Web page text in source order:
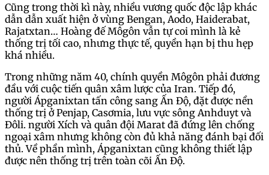
Cũng trong thời kì này, nhiều vương quốc độc lập khác
dẫn dẫn xuất hiện ở vùng Bengan, Aodo, Haiderabat,
Rajatxtan… Hoàng đế Môgôn vẫn tự coi mình là kẻ
thống trị tối cao, nhưng thực tế, quyền hạn bị thu hẹp
khá nhiều.
Trong những năm 40, chính quyền Môgôn phải đương
đầu với cuộc tiến quân xâm lược của Iran. Tiếp đó,
người Ápganixtan tấn công sang Ấn Độ, đặt được nền
thống trị ở Penjap, Casơmia, lưu vực sông Anhduyt và
Đôli. người Xích và quân đội Marat đã đứng lên chống
ngoại xâm nhưng không còn đủ khả năng đánh bại đối
thủ. Về phần mình, Ápganixtan cũng không thiết lập
được nên thống trị trên toàn cõi Ấn Độ.